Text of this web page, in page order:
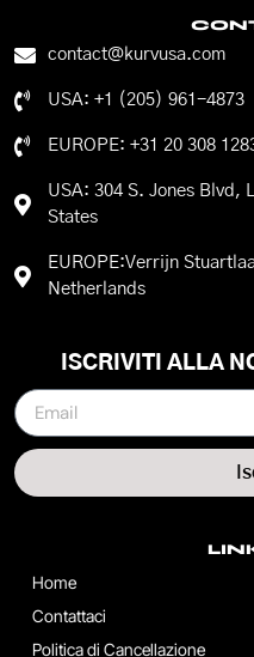
contact@kurvusa.com
USA: +1 (205) 961-4873
EUROPE: +31 20 308
USA: 304 S. Jones Blvd,
States
EUROPE:Verrijn
Netherlands
Home
Contattaci
Politica di Cancellazione
ISCRIVITI ALLA